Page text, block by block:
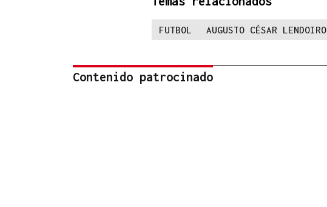
FUTBOL AUGUSTO CÉSAR LENDOIRO
Contenido patrocinado